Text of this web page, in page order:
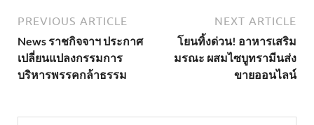
PREVIOUS ARTICLE
News ราชกิจจาฯ ประกาศ
เปลี่ยนแปลงกรรมการ
บริหารพรรคกล้าธรรม
NEXT ARTICLE
โยนทิ้งด่วน! อาหารเสริม
มรณะ ผสมไซบูทรามีนส่ง
ขายออนไลน์